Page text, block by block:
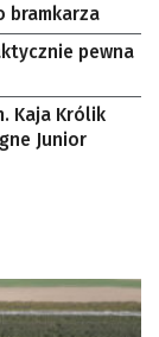
bramkarza
pewna
Kaja Królik
Junior